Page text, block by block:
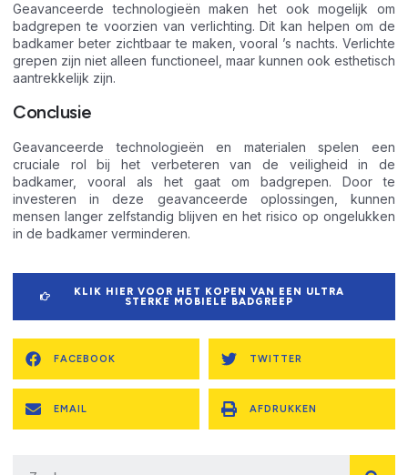
Geavanceerde technologieën maken het ook mogelijk om
badgrepen te voorzien van verlichting. Dit kan helpen om de
badkamer beter zichtbaar te maken, vooral ’s nachts. Verlichte
grepen zijn niet alleen functioneel, maar kunnen ook esthetisch
aantrekkelijk zijn.
Conclusie
Geavanceerde technologieën en materialen spelen een
cruciale rol bij het verbeteren van de veiligheid in de
badkamer, vooral als het gaat om badgrepen. Door te
investeren in deze geavanceerde oplossingen, kunnen
mensen langer zelfstandig blijven en het risico op ongelukken
in de badkamer verminderen.
KLIK HIER VOOR HET KOPEN VAN EEN ULTRA
STERKE MOBIELE BADGREEP
FACEBOOK TWITTER
EMAIL AFDRUKKEN